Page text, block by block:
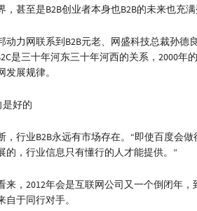
，甚至是B2B创业者本身也B2B的未来也充满
动力网联系到B2B元老、网盛科技总裁孙德
是三十年河东三十年河西的关系，2000
发展规律。
是好的
，行业B2B永远有市场存在。“即使百度会
的，行业信息只有懂行的人才能提供。”
来，2012年会是互联网公司又一个倒闭年
自于同行对手。